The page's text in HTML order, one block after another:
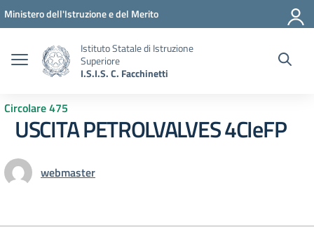
Vai ai contenuti
Vai al menu di navigazione
Vai al footer
Ministero dell'Istruzione e del Merito
Istituto Statale di Istruzione
Superiore
I.S.I.S. C. Facchinetti
Circolare 475
USCITA PETROLVALVES 4CIeFP
webmaster